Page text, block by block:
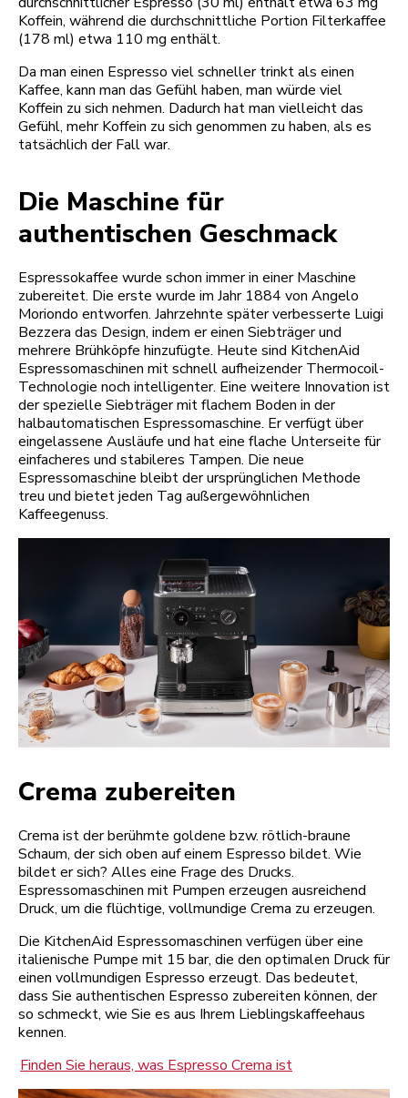
Koffein, während die durchschnittliche Portion Filterkaffee
(178 ml) etwa 110 mg enthält.
Da man einen Espresso viel schneller trinkt als einen
Kaffee, kann man das Gefühl haben, man würde viel
Koffein zu sich nehmen. Dadurch hat man vielleicht das
Gefühl, mehr Koffein zu sich genommen zu haben, als es
tatsächlich der Fall war.
Die Maschine für
authentischen Geschmack
Espressokaffee wurde schon immer in einer Maschine
zubereitet. Die erste wurde im Jahr 1884 von Angelo
Moriondo entworfen. Jahrzehnte später verbesserte Luigi
Bezzera das Design, indem er einen Siebträger und
mehrere Brühköpfe hinzufügte. Heute sind KitchenAid
Espressomaschinen mit schnell aufheizender Thermocoil-
Technologie noch intelligenter. Eine weitere Innovation ist
der spezielle Siebträger mit flachem Boden in der
halbautomatischen Espressomaschine. Er verfügt über
eingelassene Ausläufe und hat eine flache Unterseite für
einfacheres und stabileres Tampen. Die neue
Espressomaschine bleibt der ursprünglichen Methode
treu und bietet jeden Tag außergewöhnlichen
Kaffeegenuss.
Crema zubereiten
Crema ist der berühmte goldene bzw. rötlich-braune
Schaum, der sich oben auf einem Espresso bildet. Wie
bildet er sich? Alles eine Frage des Drucks.
Espressomaschinen mit Pumpen erzeugen ausreichend
Druck, um die flüchtige, vollmundige Crema zu erzeugen.
Die KitchenAid Espressomaschinen verfügen über eine
italienische Pumpe mit 15 bar, die den optimalen Druck für
einen vollmundigen Espresso erzeugt. Das bedeutet,
dass Sie authentischen Espresso zubereiten können, der
so schmeckt, wie Sie es aus Ihrem Lieblingskaffeehaus
kennen.
Finden Sie heraus, was Espresso Crema ist